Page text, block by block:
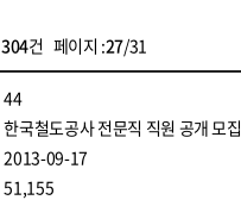
304건 페이지 :27/31
44
한국철도공사 전문직 직원 공개 모집
2013-09-17
51,155